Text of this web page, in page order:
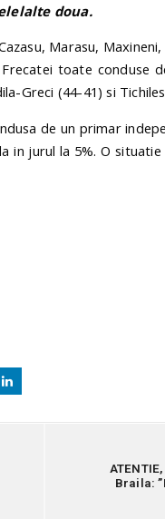
doua.
Marasu,
toate conduse
Greci (44-41) si
de un primar
in jurul la 5%. O
Braila: